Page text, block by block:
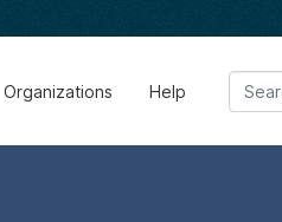
Organizations Help